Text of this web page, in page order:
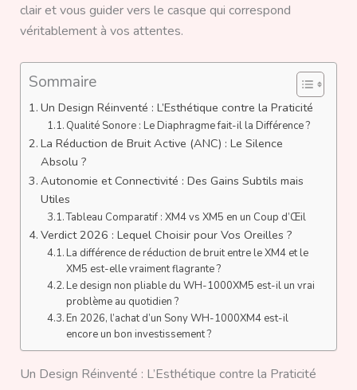
clair et vous guider vers le casque qui correspond
véritablement à vos attentes.
Sommaire
Un Design Réinventé : L’Esthétique contre la Praticité
Qualité Sonore : Le Diaphragme fait-il la Différence ?
La Réduction de Bruit Active (ANC) : Le Silence
Absolu ?
Autonomie et Connectivité : Des Gains Subtils mais
Utiles
Tableau Comparatif : XM4 vs XM5 en un Coup d’Œil
Verdict 2026 : Lequel Choisir pour Vos Oreilles ?
La différence de réduction de bruit entre le XM4 et le
XM5 est-elle vraiment flagrante ?
Le design non pliable du WH-1000XM5 est-il un vrai
problème au quotidien ?
En 2026, l’achat d’un Sony WH-1000XM4 est-il
encore un bon investissement ?
Un Design Réinventé : L’Esthétique contre la Praticité